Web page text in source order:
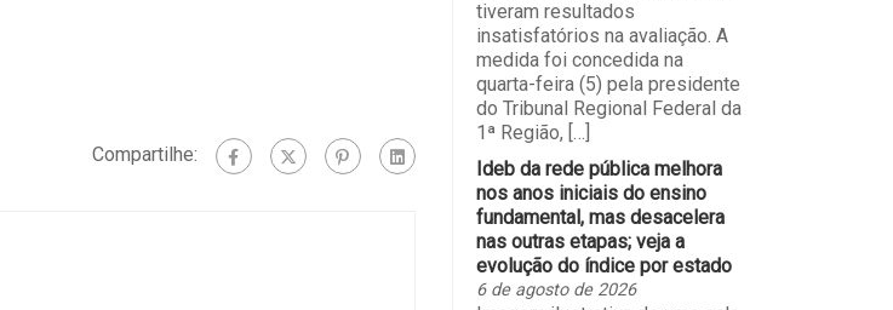
Compartilhe:
tiveram resultados
insatisfatórios na avaliação. A
medida foi concedida na
quarta-feira (5) pela presidente
do Tribunal Regional Federal da
1ª Região, […]
Ideb da rede pública melhora
nos anos iniciais do ensino
fundamental, mas desacelera
nas outras etapas; veja a
evolução do índice por estado
6 de agosto de 2026